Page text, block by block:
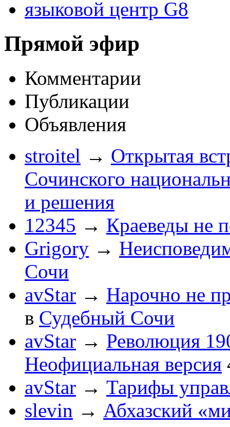
языковой центр G8
Прямой эфир
Комментарии
Публикации
Объявления
stroitel → Открытая
Сочинского
и решения
12345 → Краеведы не
Grigory →
Сочи
avStar → Нарочно не
в Судебный Сочи
avStar → Революция
Неофициальная версия
avStar → Тарифы
slevin → Абхазский